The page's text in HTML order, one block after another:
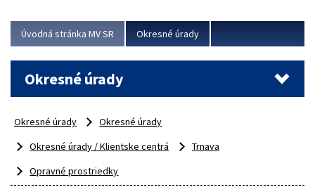
Viac
Úvodná stránka MV SR Okresné úrady
Okresné úrady
Okresné úrady
Okresné úrady
Okresné úrady / Klientske centrá
Trnava
Opravné prostriedky